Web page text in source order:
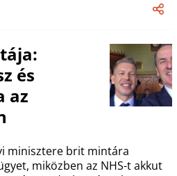
és
az
minisztere brit mintára
miközben az NHS-t akkut